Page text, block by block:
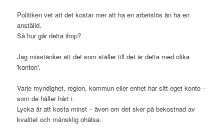
Politiken vet att det kostar mer att ha en arbetslös än ha en
anställd.
Så hur går detta ihop?
Jag misstänker att det som ställer till det är detta med olika
'konton'.
Varje myndighet, region, kommun eller enhet har sitt eget konto –
som de håller hårt i.
Lycka är att kosta minst – även om det sker på bekostnad av
kvalitet och mänsklig ohälsa.